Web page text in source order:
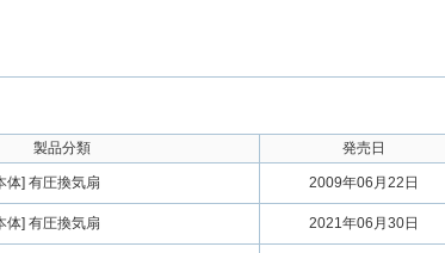
製品分類 発売日
体] 有圧換気扇 2009年06月22日
体] 有圧換気扇 2021年06月30日